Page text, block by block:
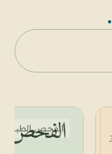
.
الفحص الطبي
الفحص